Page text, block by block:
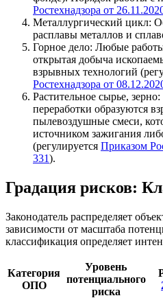
Ростехнадзора от 2
Металлургический цикл:
расплавы металлов и
Горное дело: Любые
открытая добыча
взрывных технологий
Ростехнадзора от
Растительное сырье,
переработки образуются
пылевоздушные смеси,
источником зажигания
(регулируется Приказом
331).
Градация рисков:
Законодатель распределяет
зависимости от масштаба
классификация определяет
Категория
ОПО
Уровень
потенциального
риска